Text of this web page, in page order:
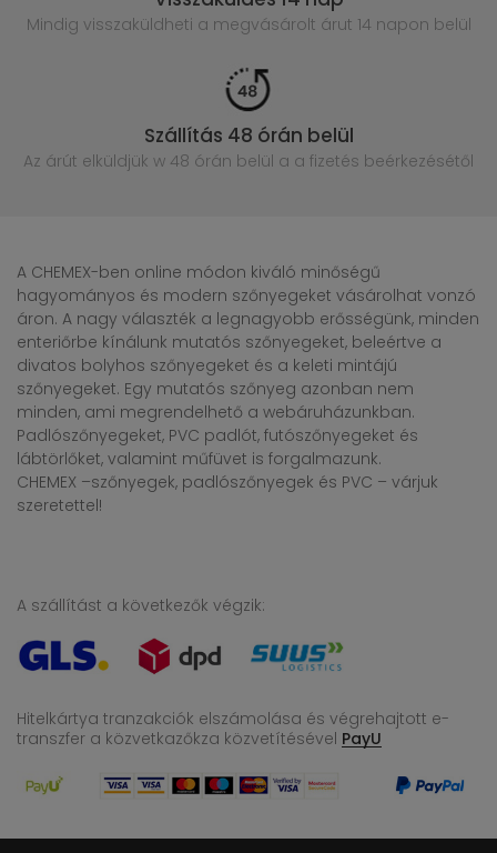
Mindig visszaküldheti a megvásárolt árut 14 napon belül
Szállítás 48 órán belül
Az árút elküldjük w 48 órán belül a a fizetés beérkezésétől
A CHEMEX-ben online módon kiváló minőségű
hagyományos és modern szőnyegeket vásárolhat vonzó
áron. A nagy választék a legnagyobb erősségünk, minden
enteriőrbe kínálunk mutatós szőnyegeket, beleértve a
divatos bolyhos szőnyegeket és a keleti mintájú
szőnyegeket. Egy mutatós szőnyeg azonban nem
minden, ami megrendelhető a webáruházunkban.
Padlószőnyegeket, PVC padlót, futószőnyegeket és
lábtörlőket, valamint műfüvet is forgalmazunk.
CHEMEX –szőnyegek, padlószőnyegek és PVC – várjuk
szeretettel!
A szállítást a következők végzik:
Hitelkártya tranzakciók elszámolása és végrehajtott e-
transzfer a közvetkazőkza közvetítésével PayU